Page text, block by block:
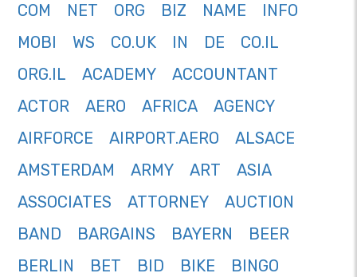
COM NET ORG BIZ NAME
INFO
MOBI
WS CO.UK IN DE
CO.IL
ORG.IL
ACADEMY
ACCOUNTANT
ACTOR
AERO AFRICA
AGENCY
AIRFORCE
AIRPORT.AERO
ALSACE
AMSTERDAM
ARMY ART
ASIA
ASSOCIATES
ATTORNEY
AUCTION
BAND
BARGAINS BAYERN
BEER
BERLIN
BET BID BIKE
BINGO